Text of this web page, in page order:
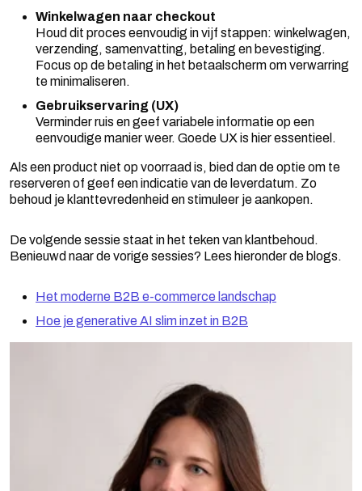
Winkelwagen naar checkout
Houd dit proces eenvoudig in vijf stappen: winkelwagen,
verzending, samenvatting, betaling en bevestiging.
Focus op de betaling in het betaalscherm om verwarring
te minimaliseren.
Gebruikservaring (UX)
Verminder ruis en geef variabele informatie op een
eenvoudige manier weer. Goede UX is hier essentieel.
Als een product niet op voorraad is, bied dan de optie om te
reserveren of geef een indicatie van de leverdatum. Zo
behoud je klanttevredenheid en stimuleer je aankopen.
De volgende sessie staat in het teken van klantbehoud.
Benieuwd naar de vorige sessies? Lees hieronder de blogs.
Het moderne B2B e-commerce landschap
Hoe je generative AI slim inzet in B2B